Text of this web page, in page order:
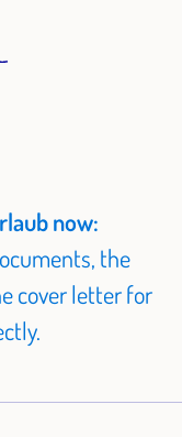
now:
the
cover letter for